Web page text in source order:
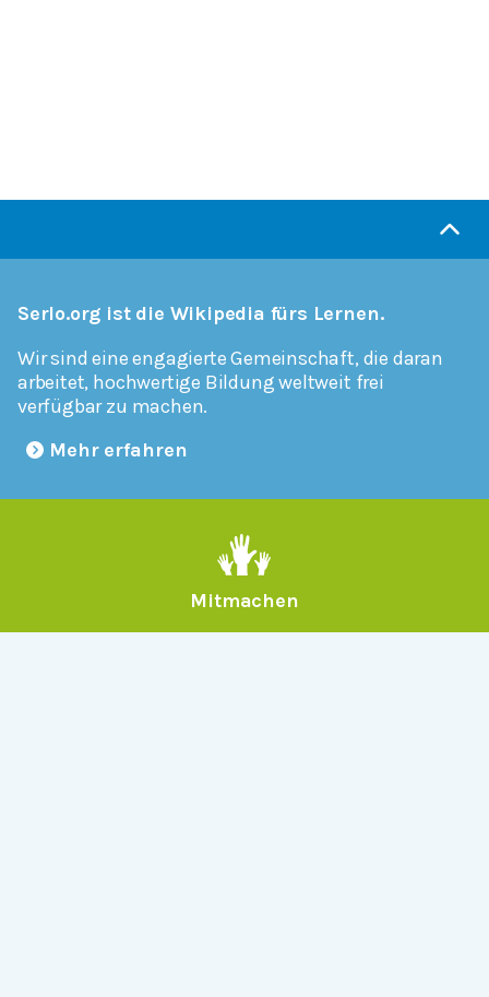
Serlo.org ist die Wikipedia fürs Lernen.
Wir sind eine engagierte Gemeinschaft, die daran
arbeitet, hochwertige Bildung weltweit frei
verfügbar zu machen.
Mehr erfahren
Mitmachen